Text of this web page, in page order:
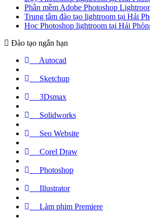
Phần mềm Adobe Photoshop
Trung tâm đào tạo lightroom tại Hải
Học Photoshop lightroom tại Hải
Đào tạo ngắn hạn
Autocad
Sketchup
3Dsmax
Solidworks
Seo Website
Corel Draw
Photoshop
Illustrator
Làm phim Premiere